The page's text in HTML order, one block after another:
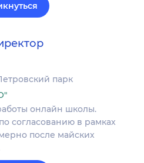
парк
онлайн школы.
согласованию в рамках
после майских